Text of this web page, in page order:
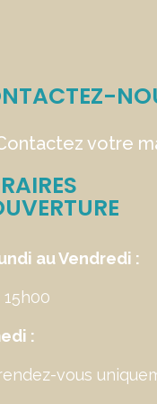
votre
au Vendredi :
15h00
:
vous